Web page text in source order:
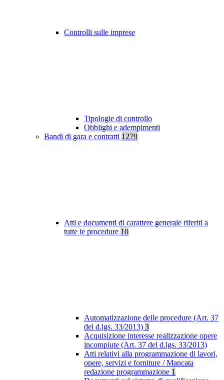
Controlli sulle imprese
Tipologie di controllo
Obblighi e adempimenti
Bandi di gara e contratti 1279
Atti e documenti di carattere generale riferiti a
tutte le procedure 10
Automatizzazione delle procedure (Art. 37
del d.lgs. 33/2013) 3
Acquisizione interesse realizzazione opere
incompiute (Art. 37 del d.lgs. 33/2013)
Atti relativi alla programmazione di lavori,
opere, servizi e forniture / Mancata
redazione programmazione 1